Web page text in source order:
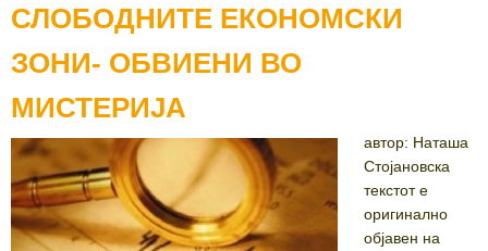
СЛОБОДНИТЕ ЕКОНОМСКИ
ЗОНИ- ОБВИЕНИ ВО
МИСТЕРИЈА
автор: Наташа
Стојановска
текстот е
оригинално
објавен на